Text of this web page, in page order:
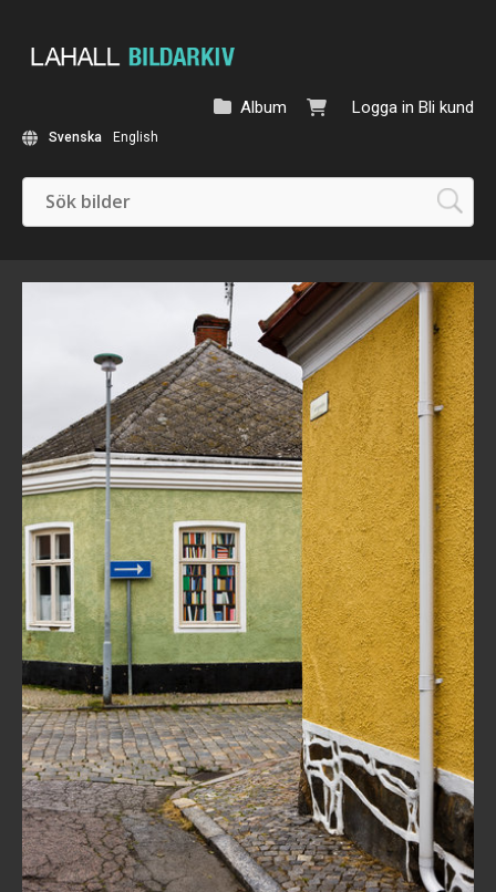
Logga in Bli kund
Album
Svenska English